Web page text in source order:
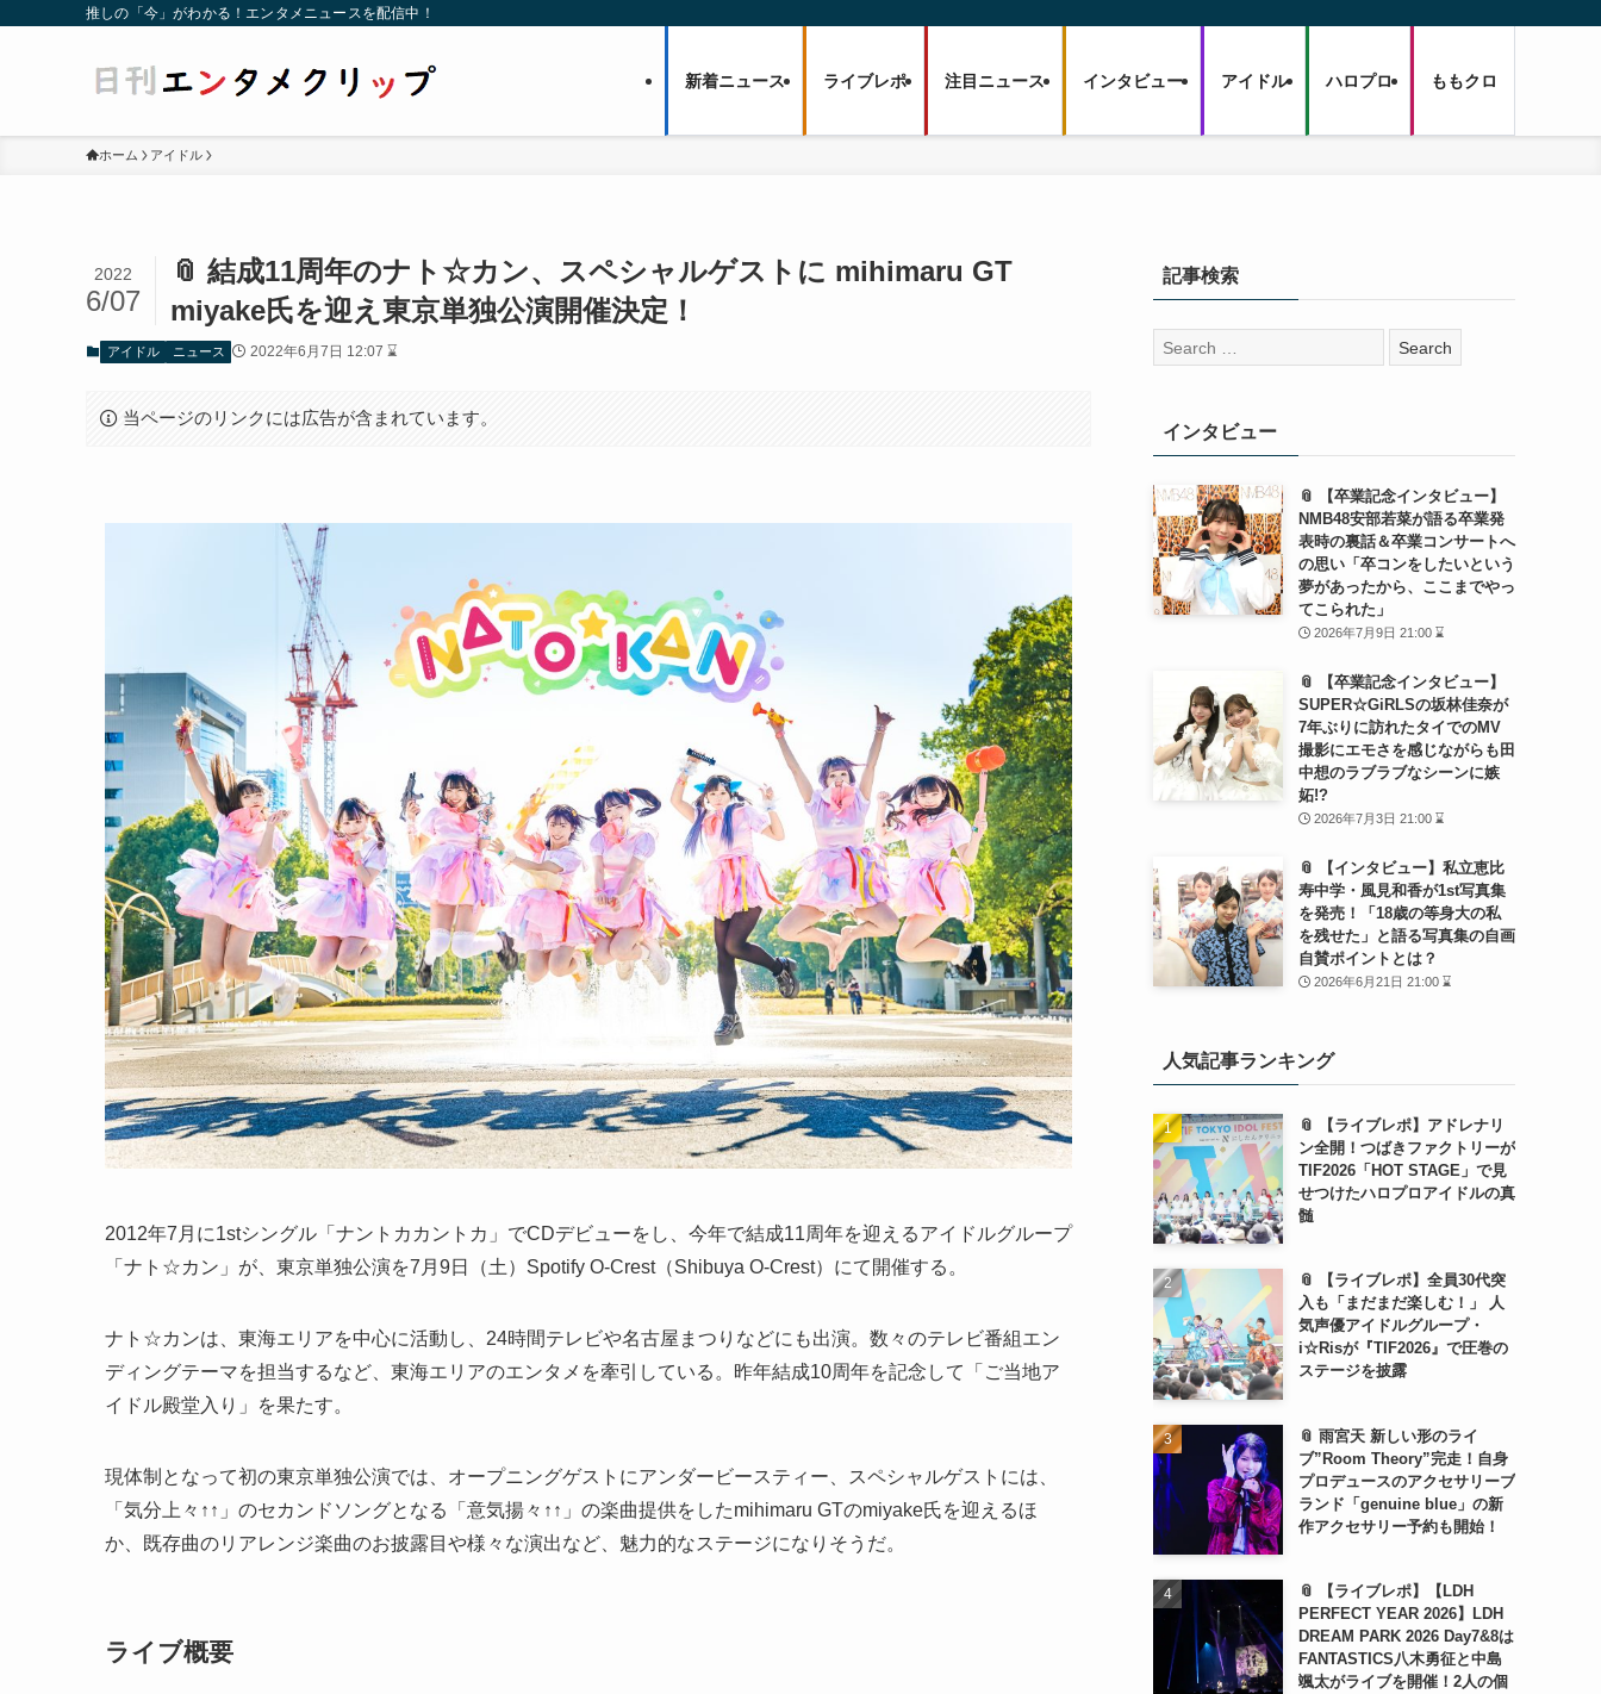
推しの「今」がわかる！エンタメニュースを配信中！
新着ニュース ライブレポ 注目ニュース インタビュー アイドル ハロプロ ももクロ
ホーム アイドル
📎 結成11周年のナト☆カン、スペシャルゲストに mihimaru GT
miyake氏を迎え東京単独公演開催決定！
2022
6/07
アイドル ニュース 2022年6月7日 12:07 ⌛
当ページのリンクには広告が含まれています。
2012年7月に1stシングル「ナントカカントカ」でCDデビューをし、今年で結成11周年を迎えるアイドルグループ
「ナト☆カン」が、東京単独公演を7月9日（土）Spotify O-Crest（Shibuya O-Crest）にて開催する。
ナト☆カンは、東海エリアを中心に活動し、24時間テレビや名古屋まつりなどにも出演。数々のテレビ番組エン
ディングテーマを担当するなど、東海エリアのエンタメを牽引している。昨年結成10周年を記念して「ご当地ア
イドル殿堂入り」を果たす。
現体制となって初の東京単独公演では、オープニングゲストにアンダービースティー、スペシャルゲストには、
「気分上々↑↑」のセカンドソングとなる「意気揚々↑↑」の楽曲提供をしたmihimaru GTのmiyake氏を迎えるほ
か、既存曲のリアレンジ楽曲のお披露目や様々な演出など、魅力的なステージになりそうだ。
ライブ概要
記事検索
検
索:
インタビュー
📎 【卒業記念インタビュー】
NMB48安部若菜が語る卒業発
表時の裏話＆卒業コンサートへ
の思い「卒コンをしたいという
夢があったから、ここまでやっ
てこられた」
2026年7月9日 21:00 ⌛
📎 【卒業記念インタビュー】
SUPER☆GiRLSの坂林佳奈が
7年ぶりに訪れたタイでのMV
撮影にエモさを感じながらも田
中想のラブラブなシーンに嫉
妬!?
2026年7月3日 21:00 ⌛
📎 【インタビュー】私立恵比
寿中学・風見和香が1st写真集
を発売！「18歳の等身大の私
を残せた」と語る写真集の自画
自賛ポイントとは？
2026年6月21日 21:00 ⌛
人気記事ランキング
📎 【ライブレポ】アドレナリ
ン全開！つばきファクトリーが
TIF2026「HOT STAGE」で見
せつけたハロプロアイドルの真
髄
📎 【ライブレポ】全員30代突
入も「まだまだ楽しむ！」 人
気声優アイドルグループ・
i☆Risが『TIF2026』で圧巻の
ステージを披露
📎 雨宮天 新しい形のライ
ブ”Room Theory”完走！自身
プロデュースのアクセサリーブ
ランド「genuine blue」の新
作アクセサリー予約も開始！
📎 【ライブレポ】【LDH
PERFECT YEAR 2026】LDH
DREAM PARK 2026 Day7&8は
FANTASTICS八木勇征と中島
颯太がライブを開催！2人の個